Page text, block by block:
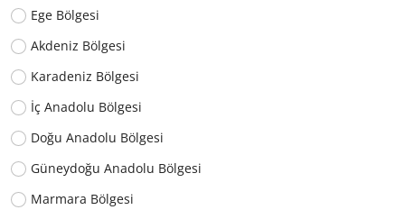
Ege Bölgesi
Akdeniz Bölgesi
Karadeniz Bölgesi
İç Anadolu Bölgesi
Doğu Anadolu Bölgesi
Güneydoğu Anadolu Bölgesi
Marmara Bölgesi